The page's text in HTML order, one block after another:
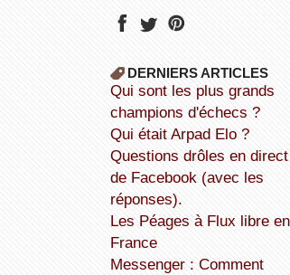
DERNIERS ARTICLES
Qui sont les plus grands
champions d'échecs ?
Qui était Arpad Elo ?
Questions drôles en direct
de Facebook (avec les
réponses).
Les Péages à Flux libre en
France
Messenger : Comment